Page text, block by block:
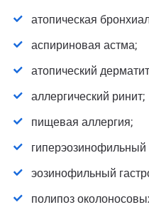
атопическая
аспириновая астма;
атопический
аллергический ринит;
пищевая аллергия;
эозинофильный
полипоз